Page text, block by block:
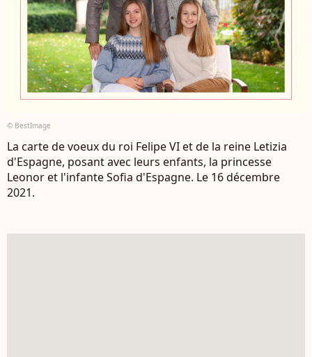
© BestImage
La carte de voeux du roi Felipe VI et de la reine Letizia
d'Espagne, posant avec leurs enfants, la princesse
Leonor et l'infante Sofia d'Espagne. Le 16 décembre
2021.